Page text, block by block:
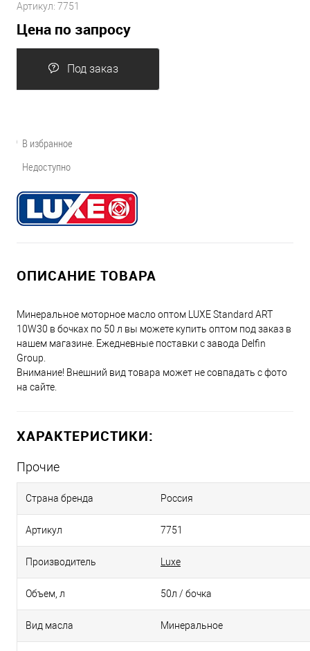
Артикул: 7751
Цена по запросу
Под заказ
В избранное
Недоступно
ОПИСАНИЕ ТОВАРА
Минеральное моторное масло оптом LUXE Standard ART
10W30 в бочках по 50 л вы можете купить оптом под заказ в
нашем магазине. Ежедневные поставки с завода Delfin
Group.
Внимание! Внешний вид товара может не совпадать с фото
на сайте.
ХАРАКТЕРИСТИКИ:
Прочие
Страна бренда Россия
Артикул 7751
Производитель Luxe
Объем, л 50л / бочка
Вид масла Минеральное